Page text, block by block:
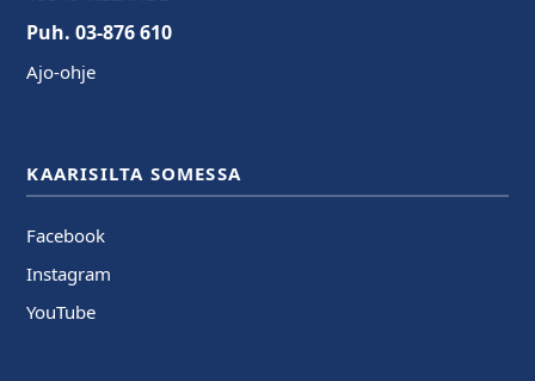
Puh. 03-876 610
Ajo-ohje
KAARISILTA SOMESSA
Facebook
Instagram
YouTube